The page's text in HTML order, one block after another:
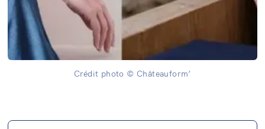
Crédit photo © Châteauform’